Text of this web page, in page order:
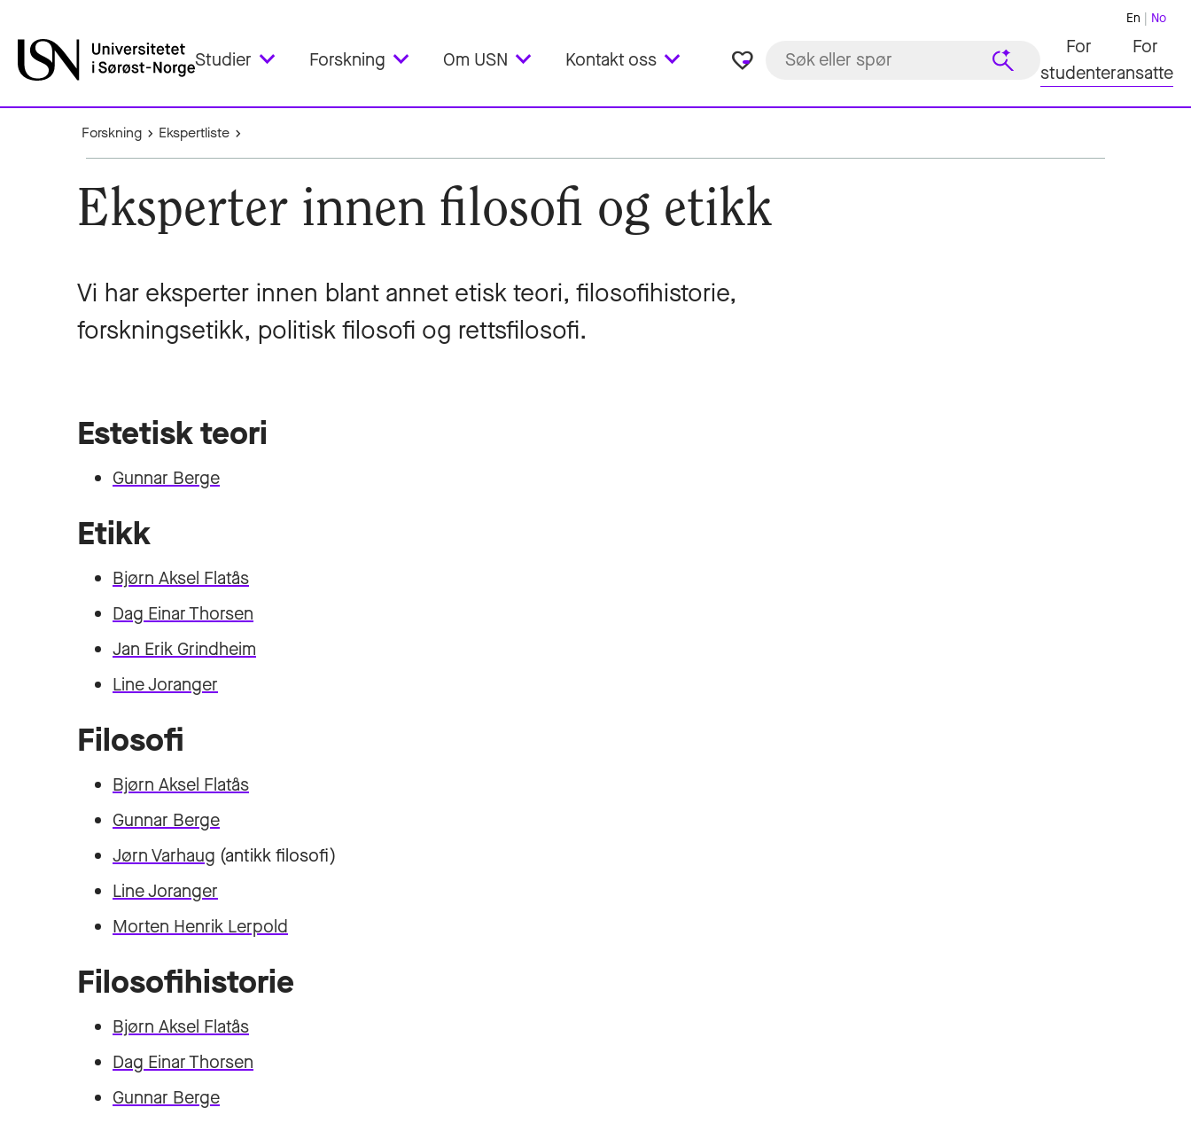
Studier Forskning Om USN Kontakt oss favorite_border
En No
For
studenter
For
ansatte
Forskning Ekspertliste
Eksperter innen filosofi og etikk
Vi har eksperter innen blant annet etisk teori, filosofihistorie,
forskningsetikk, politisk filosofi og rettsfilosofi.
Estetisk teori
Gunnar Berge
Etikk
Bjørn Aksel Flatås
Dag Einar Thorsen
Jan Erik Grindheim
Line Joranger
Filosofi
Bjørn Aksel Flatås
Gunnar Berge
Jørn Varhaug (antikk filosofi)
Line Joranger
Morten Henrik Lerpold
Filosofihistorie
Bjørn Aksel Flatås
Dag Einar Thorsen
Gunnar Berge